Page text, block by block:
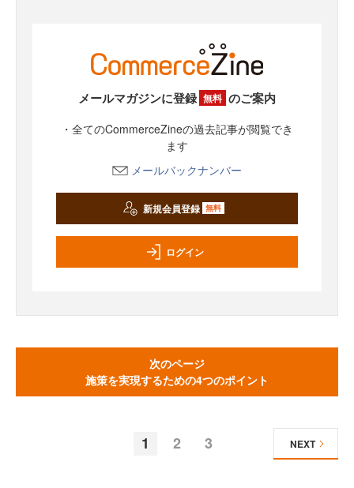
メールマガジンに登録 無料 のご案内
・全てのCommerceZineの過去記事が閲覧でき
ます
メールバックナンバー
新規会員登録 無料
ログイン
次のページ
施策を実現するための4つのポイント
1 2 3 NEXT